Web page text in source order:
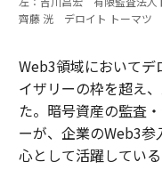
齊藤 洸 デロイト トーマツ
Web3領域においてデ
イザリーの枠を超え
た。暗号資産の監査
ーが、企業のWeb3
心として活躍している